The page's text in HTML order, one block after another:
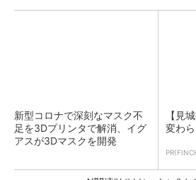
新型コロナで深刻なマスク不
足を3Dプリンタで解消、イグ
アスが3Dマスクを開発
【見
変わ